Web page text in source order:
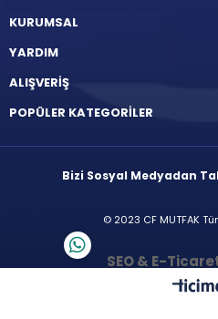
KURUMSAL
YARDIM
ALIŞVERİŞ
POPÜLER KATEGORİLER
Bizi Sosyal Medyadan
© 2023 CF MUTFAK
SEO & E-